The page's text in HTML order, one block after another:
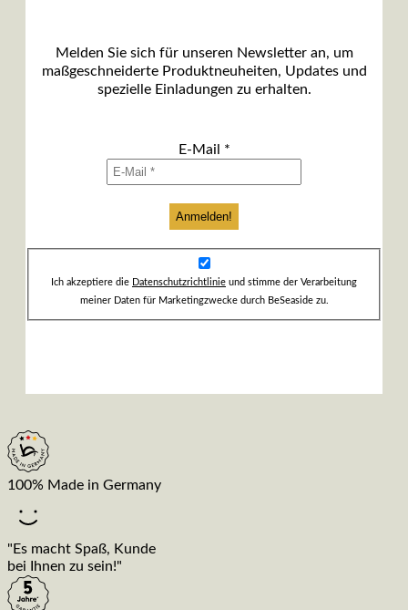
Melden Sie sich für unseren Newsletter an, um
maßgeschneiderte Produktneuheiten, Updates und
spezielle Einladungen zu erhalten.
E-Mail *
Ich akzeptiere die Datenschutzrichtlinie und stimme der Verarbeitung
meiner Daten für Marketingzwecke durch BeSeaside zu.
100% Made in Germany
"Es macht Spaß, Kunde
bei Ihnen zu sein!"